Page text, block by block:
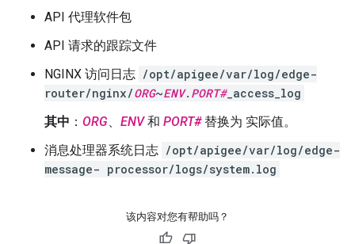
API 代理软件包
API 请求的跟踪文件
NGINX 访问日志 /opt/apigee/var/log/edge-
router/nginx/ORG~ENV. PORT#_access_log
其中 ： ORG ENV和 PORT#替换为 实际值。
消息处理器系统日志 /opt/apigee/var/log/edge-
message- processor/logs/system.log
该内容对您有帮助吗？